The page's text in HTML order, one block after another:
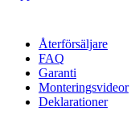
Återförsäljare
FAQ
Garanti
Monteringsvideor
Deklarationer